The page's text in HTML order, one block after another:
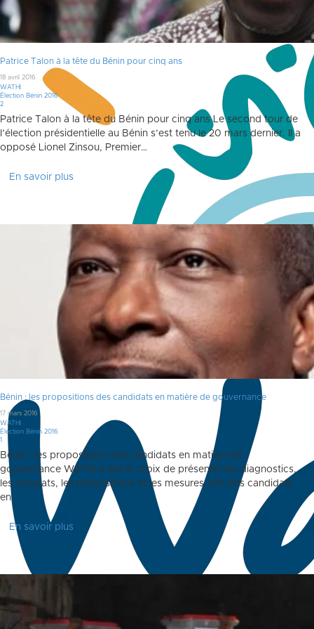
Patrice Talon à la tête du Bénin pour cinq ans
18 avril 2016
WATHI
Élection Bénin 2016
2Commentaires
Patrice Talon à la tête du Bénin pour cinq ans Le second tour de
l’élection présidentielle au Bénin s’est tenu le 20 mars dernier. Il a
opposé Lionel Zinsou, Premier…
En savoir plus
Bénin : les propositions des candidats en matière de gouvernance
17 mars 2016
WATHI
Élection Bénin 2016
1
Bénin : les propositions des candidats en matière de
gouvernance WATHI a fait le choix de présenter les diagnostics,
les constats, les propositions et les mesures clés des candidats
en…
En savoir plus